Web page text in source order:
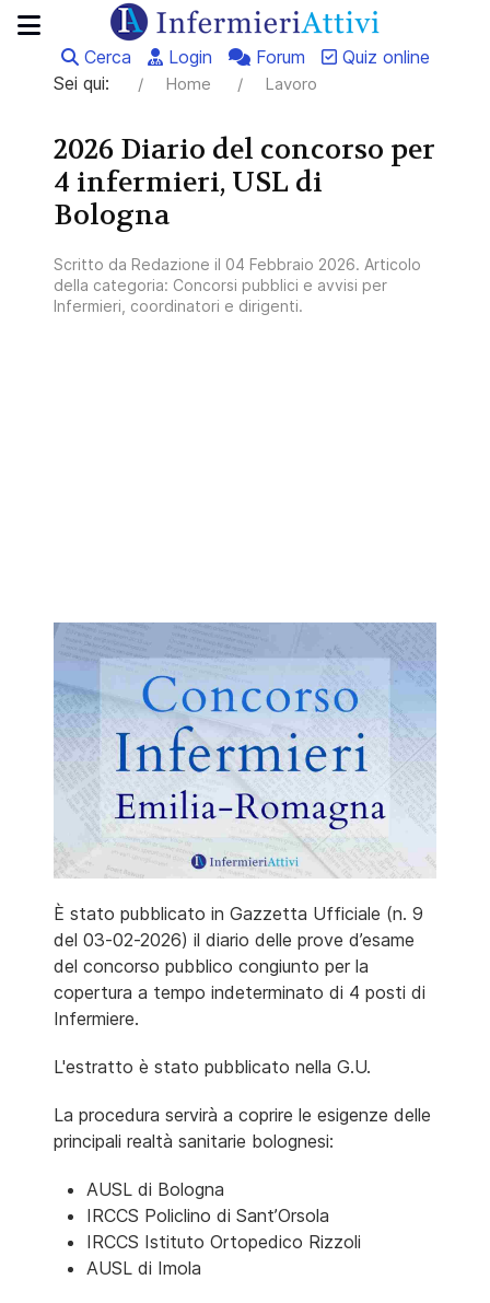
Cerca Login Forum
Quiz online
Sei qui:
Home Lavoro
2026 Diario del concorso per
4 infermieri, USL di
Bologna
Scritto da Redazione il 04 Febbraio 2026. Articolo
della categoria: Concorsi pubblici e avvisi per
Infermieri, coordinatori e dirigenti.
È stato pubblicato in Gazzetta Ufficiale (n. 9
del 03-02-2026) il diario delle prove d’esame
del concorso pubblico congiunto per la
copertura a tempo indeterminato di 4 posti di
Infermiere.
L'estratto è stato pubblicato nella G.U.
La procedura servirà a coprire le esigenze delle
principali realtà sanitarie bolognesi:
AUSL di Bologna
IRCCS Policlino di Sant’Orsola
IRCCS Istituto Ortopedico Rizzoli
AUSL di Imola